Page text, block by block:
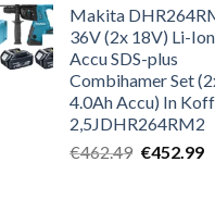
Makita
36V (2x 18V) Li-Ion
Accu SDS-plus
Combihamer Set
4.0Ah Accu) In
2,5JDHR264RM2
€462.49 €452.99